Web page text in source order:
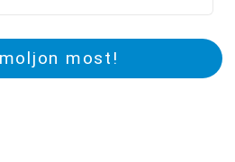
most!